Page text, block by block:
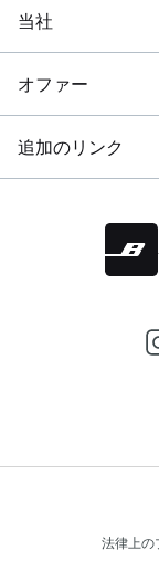
当社
オファー
追加のリンク
法律上の